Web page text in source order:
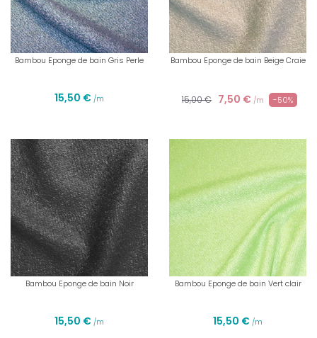
Bambou Eponge de bain Gris Perle
15,50 € /m
Bambou Eponge de bain Beige Craie
15,00 € 7,50 € /m -50%
Bambou Eponge de bain Noir
15,50 € /m
Bambou Eponge de bain Vert clair
15,50 € /m